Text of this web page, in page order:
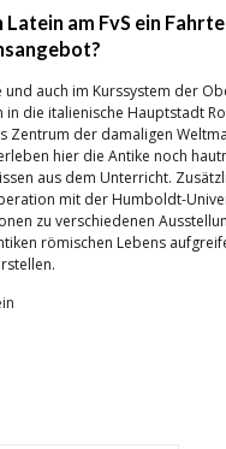
Latein am FvS ein
und auch im Kurssystem der
in die italienische Hauptstadt
Zentrum der damaligen
hier die Antike noch
aus dem Unterricht.
mit der Humboldt-
zu verschiedenen
römischen Lebens